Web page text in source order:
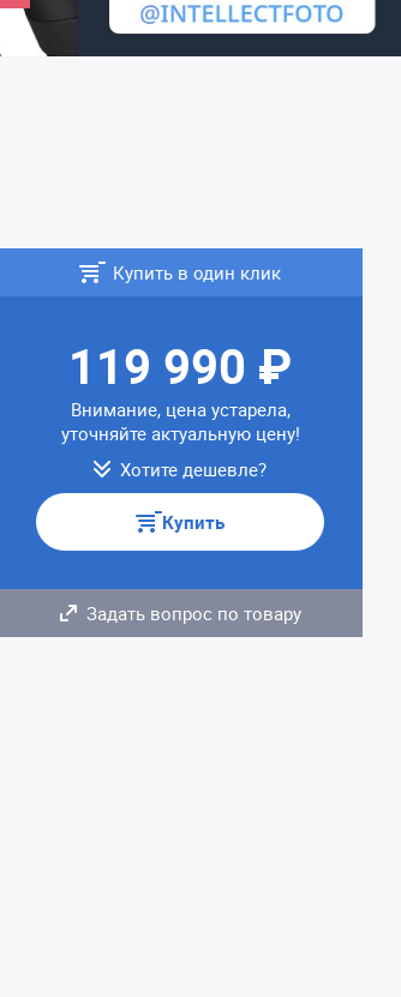
Купить в один клик
119 990 ₽
Внимание, цена устарела,
уточняйте актуальную цену!
Хотите дешевле?
Купить
Задать вопрос по товару